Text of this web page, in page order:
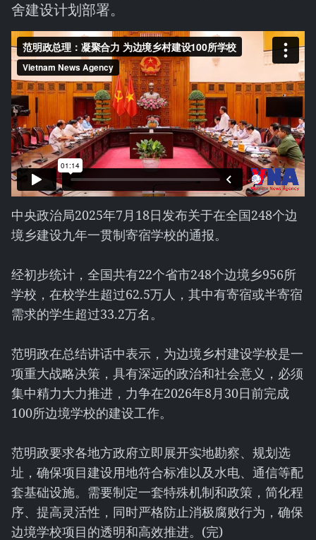
舍建设计划部署。
中央政治局2025年7月18日发布关于在全国248个边
境乡建设九年一贯制寄宿学校的通报。
经初步统计，全国共有22个省市248个边境乡956所
学校，在校学生超过62.5万人，其中有寄宿或半寄宿
需求的学生超过33.2万名。
范明政在总结讲话中表示，为边境乡村建设学校是一
项重大战略决策，具有深远的政治和社会意义，必须
集中精力大力推进，力争在2026年8月30日前完成
100所边境学校的建设工作。
范明政要求各地方政府立即展开实地勘察、规划选
址，确保项目建设用地符合标准以及水电、通信等配
套基础设施。需要制定一套特殊机制和政策，简化程
序、提高灵活性，同时严格防止消极腐败行为，确保
边境学校项目的透明和高效推进。(完)